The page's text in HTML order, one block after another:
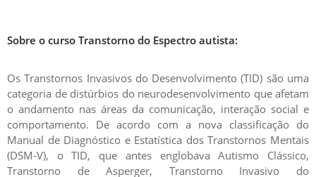
Sobre o curso Transtorno do Espectro autista:
Os Transtornos Invasivos do Desenvolvimento (TID) são uma
categoria de distúrbios do neurodesenvolvimento que afetam
o andamento nas áreas da comunicação, interação social e
comportamento. De acordo com a nova classificação do
Manual de Diagnóstico e Estatística dos Transtornos Mentais
(DSM-V), o TID, que antes englobava Autismo Clássico,
Transtorno de Asperger, Transtorno Invasivo do